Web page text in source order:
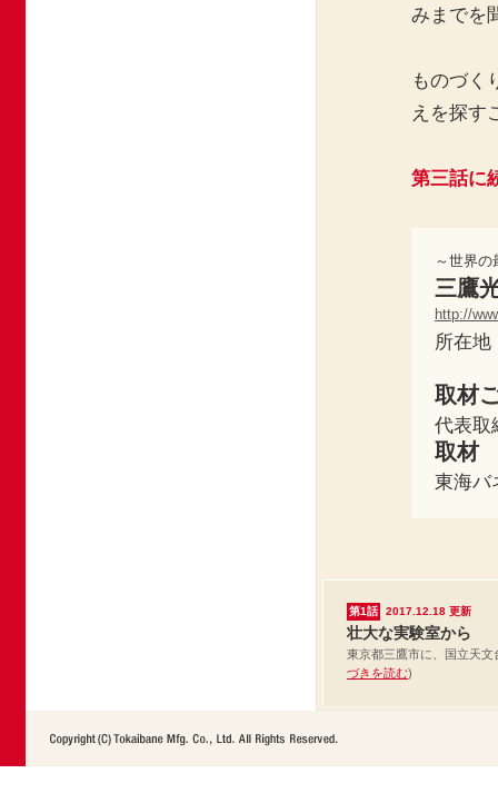
みまでを
ものづく
えを探す
第三話に
～世界の
三鷹
http://
所在
取材
代表
取材
東海
第1話 2017.12.18 更新
壮大な実験室から
東京都三鷹市に、国立天文
づきを読む)